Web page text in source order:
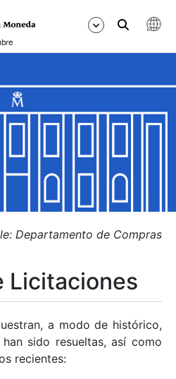
Departamento de Compras
Licitaciones
a modo de histórico,
sido resueltas, así como
recientes: